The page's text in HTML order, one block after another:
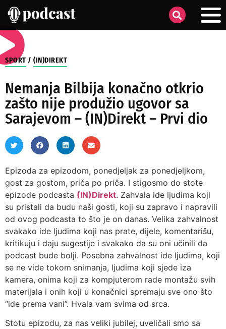
SPORT / (IN)DIREKT
Nemanja Bilbija konačno otkrio
zašto nije produžio ugovor sa
Sarajevom – (IN)Direkt – Prvi dio
Epizoda za epizodom, ponedjeljak za ponedjeljkom,
gost za gostom, priča po priča. I stigosmo do stote
epizode podcasta (IN)Direkt. Zahvala ide ljudima koji
su pristali da budu naši gosti, koji su zapravo i napravili
od ovog podcasta to što je on danas. Velika zahvalnost
svakako ide ljudima koji nas prate, dijele, komentarišu,
kritikuju i daju sugestije i svakako da su oni učinili da
podcast bude bolji. Posebna zahvalnost ide ljudima, koji
se ne vide tokom snimanja, ljudima koji sjede iza
kamera, onima koji za kompjuterom rade montažu svih
materijala i onih koji u konačnici spremaju sve ono što
“ide prema vani”. Hvala vam svima od srca.
Stotu epizodu, za nas veliki jubilej, uveličali smo sa